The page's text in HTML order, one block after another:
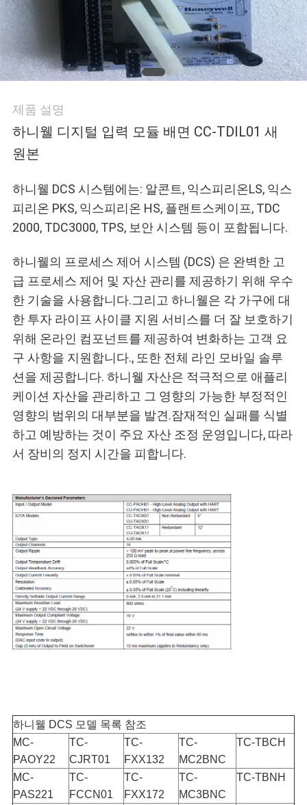
질
관
리
연
락
처
스
모
든
케
이
스
견
적
요
청
사
맵
개
제품 설명
하니웰 디지털 입력 모듈 배면 CC-TDIL01 새
원본
하니웰 DCS 시스템에는: 알콘트, 익스피리온LS, 익스
피리온 PKS, 익스피리온 HS, 플랜트스케이프, TDC
2000, TDC3000, TPS, 보안 시스템 등이 포함됩니다.
하니웰의 프로세스 제어 시스템 (DCS) 은 완벽한 고
급 프로세스 제어 및 자산 관리를 제공하기 위해 우수
한 기술을 사용합니다.그리고 하니웰은 각 가구에 대
한 투자 라이프 사이클 지원 서비스를 더 잘 보호하기
위해 온라인 컴포넌트를 제공하여 변화하는 고객 요
구 사항을 지원합니다., 또한 전체 라인 모바일 솔루
션을 제공합니다. 하니웰 자산은 적극적으로 애플리
케이션 자산을 관리하고 그 영향의 가능한 부정적인
영향의 범위의 대부분을 발견.잠재적인 실패를 식별
하고 예방하는 것이 주요 자산 조정 운영입니다, 따라
서 장비의 정지 시간을 피합니다.
하니웰 DCS 모델 목록 참조
MC-
PAOY22
TC-
CJRT01
TC-
FXX132
TC-
MC2BNC
TC-TBCH
MC-
PAS221
TC-
FCCN01
TC-
FXX172
TC-
MC3BNC
TC-TBNH